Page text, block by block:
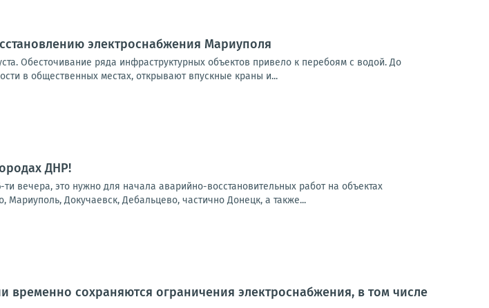
электроснабжения Мариуполя
Обесточивание ряда инфраструктурных объектов привело к перебоям с водой. До
в общественных местах, открывают впускные краны и...
ДНР!
вечера, это нужно для начала аварийно-восстановительных работ на объектах
Мариуполь, Докучаевск, Дебальцево, частично Донецк, а также...
временно сохраняются ограничения электроснабжения, в том числе